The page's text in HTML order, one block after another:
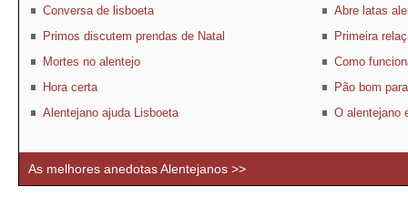
Conversa de lisboeta
Primos discutem prendas de Natal
Mortes no alentejo
Hora certa
Alentejano ajuda Lisboeta
Abre latas
Primeira
Como
Pão bom
O alentejano
As melhores anedotas Alentejanos >>